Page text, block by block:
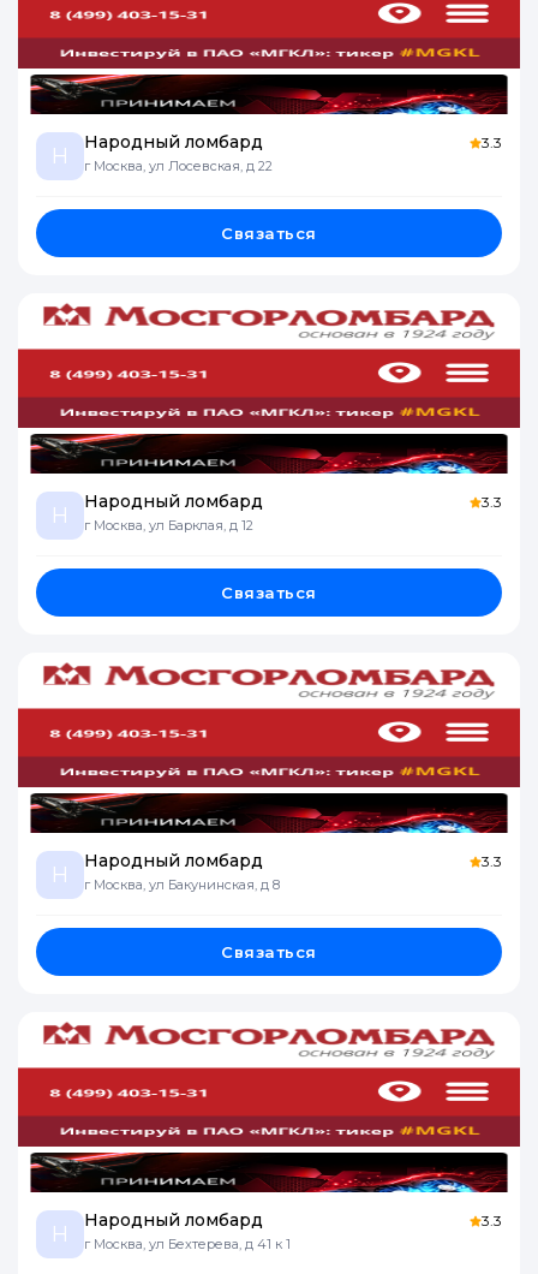
Н
Народный ломбард
г Москва, ул Лосевская, д 22
3.3
Связаться
Н
Народный ломбард
г Москва, ул Барклая, д 12
3.3
Связаться
Н
Народный ломбард
г Москва, ул Бакунинская, д 8
3.3
Связаться
Н
Народный ломбард
г Москва, ул Бехтерева, д 41 к 1
3.3